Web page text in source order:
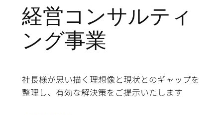
経営コンサルティ
ング事業
社長様が思い描く理想像と現状とのギャップを
整理し、有効な解決策をご提示いたします